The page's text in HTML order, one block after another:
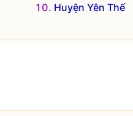
Huyện Yên Thế